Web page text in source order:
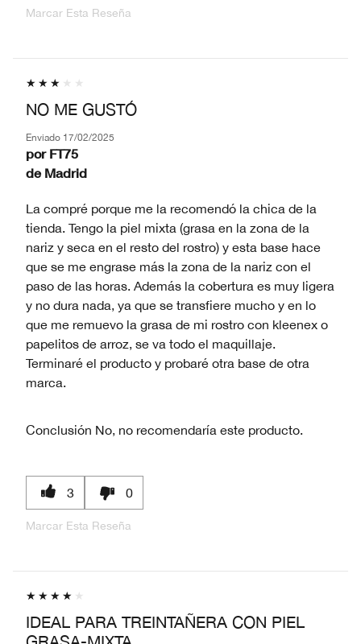
Marcar Esta Reseña
NO ME GUSTÓ
Enviado 17/02/2025
por FT75
de Madrid
La compré porque me la recomendó la chica de la
tienda. Tengo la piel mixta (grasa en la zona de la
nariz y seca en el resto del rostro) y esta base hace
que se me engrase más la zona de la nariz con el
paso de las horas. Además la cobertura es muy ligera
y no dura nada, ya que se transfiere mucho y en lo
que me remuevo la grasa de mi rostro con kleenex o
papelitos de arroz, se va todo el maquillaje.
Terminaré el producto y probaré otra base de otra
marca.
Conclusión No, no recomendaría este producto.
3 0
Marcar Esta Reseña
IDEAL PARA TREINTAÑERA CON PIEL